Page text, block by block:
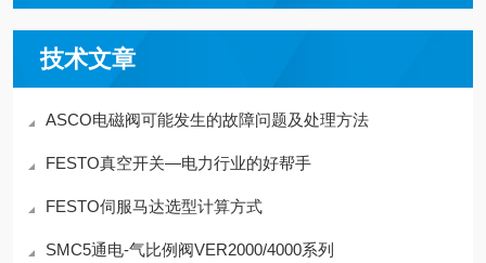
技术文章
ASCO电磁阀可能发生的故障问题及处理方法
FESTO真空开关—电力行业的好帮手
FESTO伺服马达选型计算方式
SMC5通电-气比例阀VER2000/4000系列